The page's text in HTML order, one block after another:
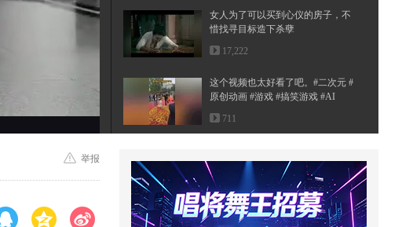
女人为了可以买到心仪的房子，不
惜找寻目标造下杀孽
17,222
这个视频也太好看了吧。#二次元 #
原创动画 #游戏 #搞笑游戏 #AI
711
498
充气城堡老板的夏日小妙招2
举报